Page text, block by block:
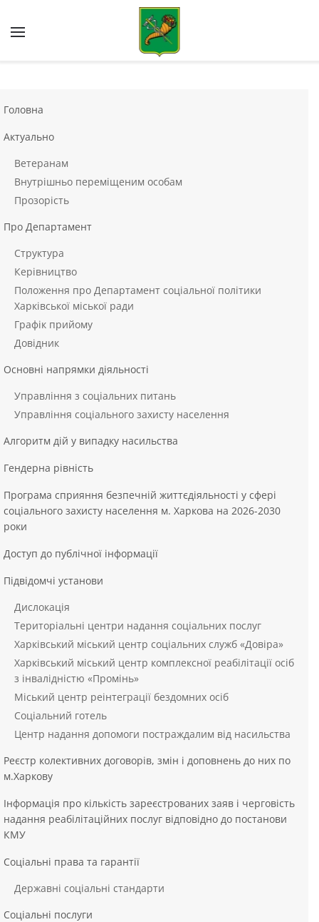
Skip to main content
Головна
Актуально
Ветеранам
Внутрішньо переміщеним особам
Прозорість
Про Департамент
Структура
Керівництво
Положення про Департамент соціальної політики
Харківської міської ради
Графік прийому
Довідник
Основні напрямки діяльності
Управління з соціальних питань
Управління соціального захисту населення
Алгоритм дій у випадку насильства
Гендерна рівність
Програма сприяння безпечній життєдіяльності у сфері
соціального захисту населення м. Харкова на 2026-2030
роки
Доступ до публічної інформації
Підвідомчі установи
Дислокація
Територіальні центри надання соціальних послуг
Харківський міський центр соціальних служб «Довіра»
Харківський міський центр комплексної реабілітації осіб
з інвалідністю «Промінь»
Міський центр реінтеграції бездомних осіб
Соціальний готель
Центр надання допомоги постраждалим від насильства
Реєстр колективних договорів, змін і доповнень до них по
м.Харкову
Інформація про кількість зареєстрованих заяв і черговість
надання реабілітаційних послуг відповідно до постанови
КМУ
Соціальні права та гарантії
Державні соціальні стандарти
Соціальні послуги